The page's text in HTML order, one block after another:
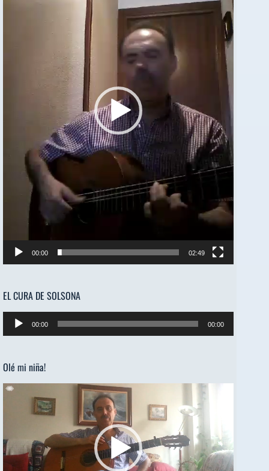
00:00 02:49
EL CURA DE SOLSONA
Reproductor
de
00:00 00:00
Olé mi niña!
Reproductor